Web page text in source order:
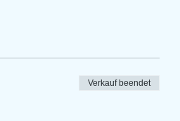
Verkauf beendet